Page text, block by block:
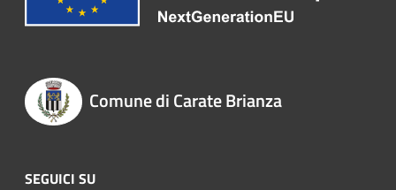
Comune di Carate Brianza
SEGUICI SU